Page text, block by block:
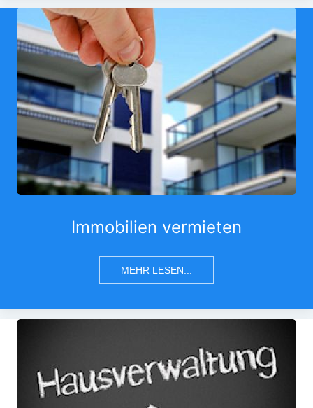
Immobilien vermieten
MEHR LESEN...